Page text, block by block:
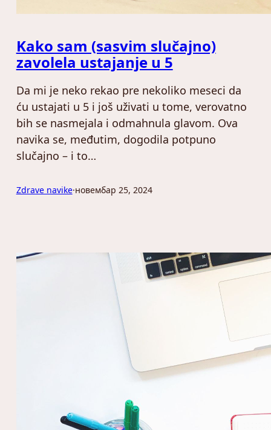
Kako sam (sasvim slučajno)
zavolela ustajanje u 5
Da mi je neko rekao pre nekoliko meseci da
ću ustajati u 5 i još uživati u tome, verovatno
bih se nasmejala i odmahnula glavom. Ova
navika se, međutim, dogodila potpuno
slučajno – i to…
Zdrave navike·новембар 25, 2024